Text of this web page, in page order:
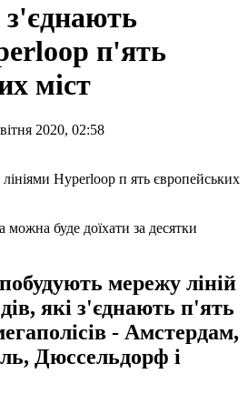
з'єднають
п'ять
міст
2020, 02:58
буде доїхати за десятки
мережу ліній
які з'єднають п'ять
- Амстердам,
Дюссельдорф і